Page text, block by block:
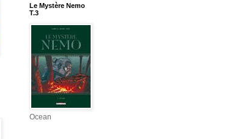
Le Mystère Nemo
T.3
Ocean